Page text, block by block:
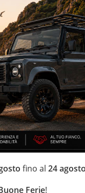
cerchi in lega da 20” –
pit – sensori park –
– digital cockpit –
E
”Opteven” e
esposizione da più di
fino al24
Ferie!